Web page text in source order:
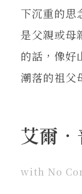
下沉重的思
是父親或母
的話，像好
潮落的祖父
艾爾
with No